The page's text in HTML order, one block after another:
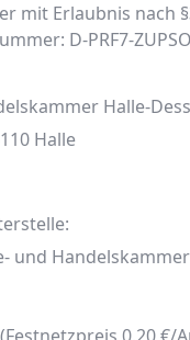
mit Erlaubnis nach
D-PRF7-
Halle-
Halle
und